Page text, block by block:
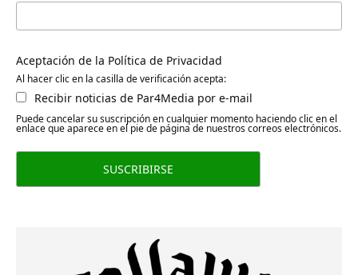
Aceptación de la Política de Privacidad
Al hacer clic en la casilla de verificación acepta:
Recibir noticias de Par4Media por e-mail
Puede cancelar su suscripción en cualquier momento haciendo clic en el
enlace que aparece en el pie de página de nuestros correos electrónicos.